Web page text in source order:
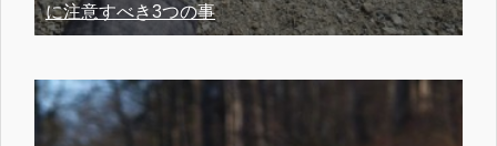
に注意すべき3つの事